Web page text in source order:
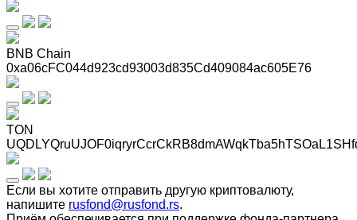
BNB Chain
0xa06cFC044d923cd93003d835Cd409084ac605E76
TON
Если вы хотите отправить другую криптовалюту,
напишите rusfond@rusfond.rs.